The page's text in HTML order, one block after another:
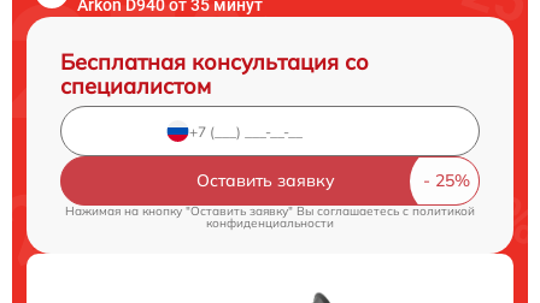
Arkon D940 от 35 минут
Бесплатная консультация со
специалистом
Оставить заявку
Нажимая на кнопку "Оставить заявку" Вы соглашаетесь c политикой
конфиденциальности